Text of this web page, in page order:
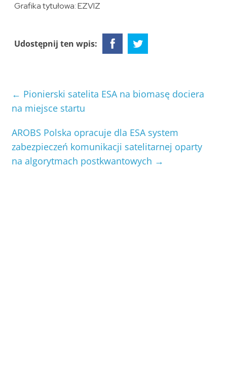
Grafika tytułowa: EZVIZ
Udostępnij ten wpis:
← Pionierski satelita ESA na biomasę dociera
na miejsce startu
AROBS Polska opracuje dla ESA system
zabezpieczeń komunikacji satelitarnej oparty
na algorytmach postkwantowych →